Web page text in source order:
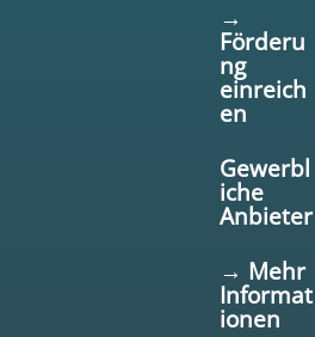
→
Förderu
ng
einreich
en
Gewerbl
iche
Anbieter
→ Mehr
Informat
ionen